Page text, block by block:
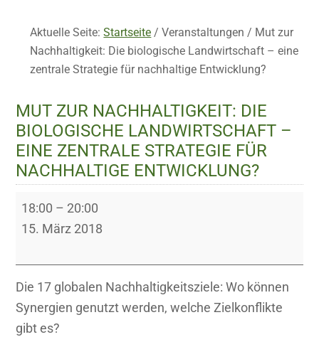
Aktuelle Seite:Startseite / Veranstaltungen/ Mut zur
Nachhaltigkeit: Die biologische Landwirtschaft – eine
zentrale Strategie für nachhaltige Entwicklung?
MUT ZUR NACHHALTIGKEIT: DIE
BIOLOGISCHE LANDWIRTSCHAFT –
EINE ZENTRALE STRATEGIE FÜR
NACHHALTIGE ENTWICKLUNG?
Mut
zur
Die
biologische
Landwirtschaft
–
18:00 – 20:00
15. März 2018
Die 17 globalen Nachhaltigkeitsziele: Wo können
Synergien genutzt werden, welche Zielkonflikte
gibt es?